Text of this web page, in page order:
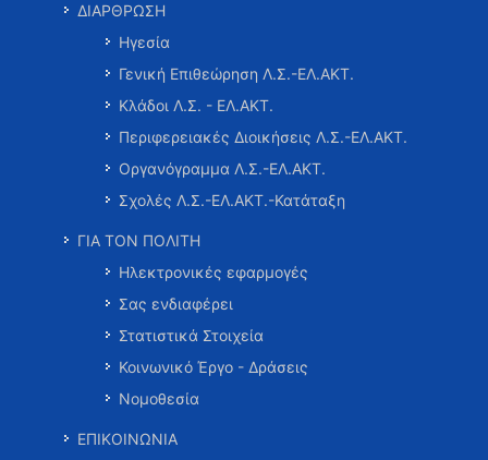
ΔΙΑΡΘΡΩΣΗ
Ηγεσία
Γενική Επιθεώρηση Λ.Σ.-ΕΛ.ΑΚΤ.
Κλάδοι Λ.Σ. - ΕΛ.ΑΚΤ.
Περιφερειακές Διοικήσεις Λ.Σ.-ΕΛ.ΑΚΤ.
Οργανόγραμμα Λ.Σ.-ΕΛ.ΑΚΤ.
Σχολές Λ.Σ.-ΕΛ.ΑΚΤ.-Κατάταξη
ΓΙΑ ΤΟΝ ΠΟΛΙΤΗ
Ηλεκτρονικές εφαρμογές
Σας ενδιαφέρει
Στατιστικά Στοιχεία
Κοινωνικό Έργο - Δράσεις
Νομοθεσία
ΕΠΙΚΟΙΝΩΝΙΑ